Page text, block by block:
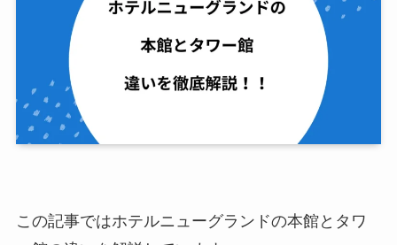
この記事ではホテルニューグランドの本館とタワ